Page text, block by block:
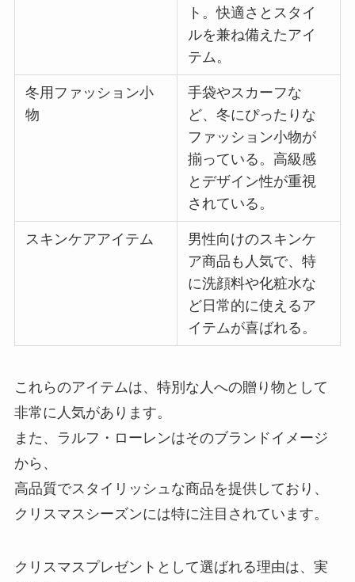
ト。快適さとスタイ
ルを兼ね備えたアイ
テム。
冬用ファッション小
物
手袋やスカーフな
ど、冬にぴったりな
ファッション小物が
揃っている。高級感
とデザイン性が重視
されている。
スキンケアアイテム
男性向けのスキンケ
ア商品も人気で、特
に洗顔料や化粧水な
ど日常的に使えるア
イテムが喜ばれる。
これらのアイテムは、特別な人への贈り物として
非常に人気があります。
また、ラルフ・ローレンはそのブランドイメージ
から、
高品質でスタイリッシュな商品を提供しており、
クリスマスシーズンには特に注目されています。
クリスマスプレゼントとして選ばれる理由は、実